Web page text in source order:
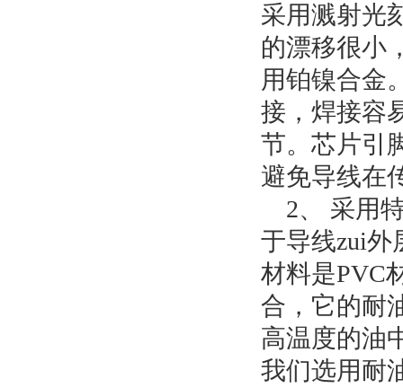
采用溅射光
的漂移很小
用铂镍合金
接，焊接容
节。芯片引
避免导线在
2、 采用
于导线zui外
材料是PVC
合，它的耐
高温度的油
我们选用耐